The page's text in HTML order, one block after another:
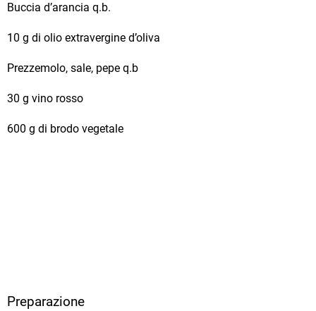
Buccia d’arancia q.b.
10 g di olio extravergine d’oliva
Prezzemolo, sale, pepe q.b
30 g vino rosso
600 g di brodo vegetale
Preparazione